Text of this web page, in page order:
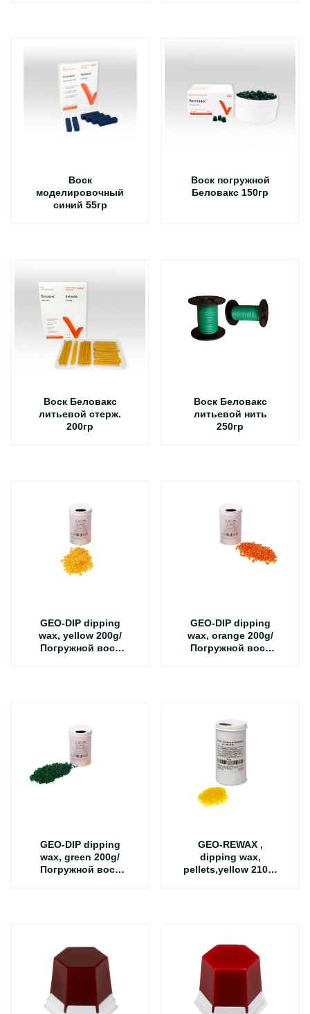
Воск
моделировочный
синий 55гр
Воск погружной
Беловакс 150гр
Воск Беловакс
литьевой стерж.
200гр
Воск Беловакс
литьевой нить
250гр
GEO-DIP dipping
wax, yellow 200g/
Погружной воск
GEO-DIP dipping
wax, orange 200g/
Погружной воск
GEO-DIP dipping
wax, green 200g/
Погружной воск
GEO-REWAX ,
dipping wax,
pellets,yellow 210g/